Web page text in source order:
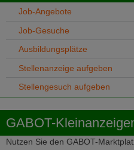
Job-Angebote
Job-Gesuche
Ausbildungsplätze
Stellenanzeige aufgeben
Stellengesuch aufgeben
GABOT-
Nutzen Sie den GABOT-